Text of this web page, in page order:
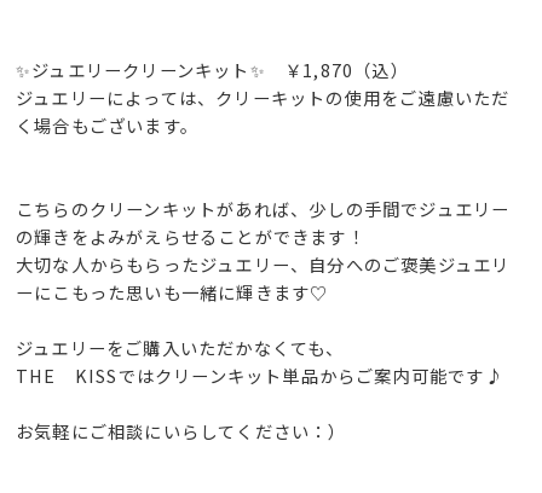
✨ジュエリークリーンキット✨ ￥1,870（込）
ジュエリーによっては、クリーキットの使用をご遠慮いただ
く場合もございます。
こちらのクリーンキットがあれば、少しの手間でジュエリー
の輝きをよみがえらせることができます！
大切な人からもらったジュエリー、自分へのご褒美ジュエリ
ーにこもった思いも一緒に輝きます♡
ジュエリーをご購入いただかなくても、
THE KISSではクリーンキット単品からご案内可能です♪
お気軽にご相談にいらしてください：）